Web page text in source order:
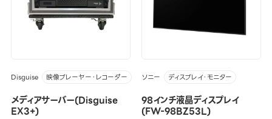
Disguise 映像プレーヤー・レコーダー
メディアサーバー(Disguise
EX3+)
ソニー ディスプレイ・モニター
98インチ液晶ディスプレイ
(FW-98BZ53L)